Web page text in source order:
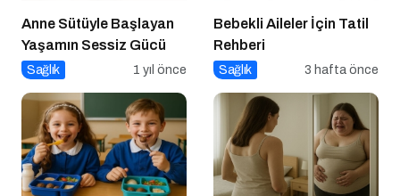
Anne Sütüyle Başlayan
Yaşamın Sessiz Gücü
Sağlık 1 yıl önce
Bebekli Aileler İçin Tatil
Rehberi
Sağlık 3 hafta önce